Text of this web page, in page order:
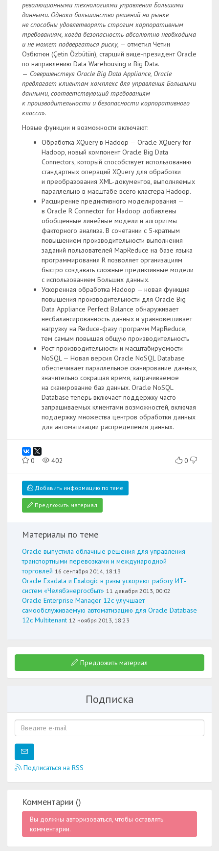
революционными технологиями управления Большими
данными. Однако большинство решений на рынке
не способны удовлетворять строгим корпоративным
требованиям, когда безопасность абсолютно необходима
и не может подвергаться риску, — отметил Четин
Озбютюн (Çetin Özbütün), старший вице-президент Oracle
по направлению Data Warehousing и Big Data.
— Совершенствуя Oracle Big Data Appliance, Oracle
предлагает клиентам комплекс для управления Большими
данными, соответствующий требованиям
к производительности и безопасности корпоративного
класса».
Новые функции и возможности включают:
Обработка XQuery в Hadoop — Oracle XQuery for
Hadoop, новый компонент Oracle Big Data
Connectors, который способствует использованию
стандартных операций XQuery для обработки
и преобразования XML-документов, выполняемых
параллельно в масштабе всего кластера Hadoop.
Расширение предиктивного моделирования —
в Oracle R Connector for Hadoop добавлены
обобщенные линейные модели и алгоритмы
факторного анализа. В сочетании с 5-кратным
повышением производительности выполнения
заданий пользователей MapReduce на базе языка
программирования R позволяет организациям
быстро создавать сложные предиктивные модели
с использованием Больших данных.
Ускоренная обработка Hadoop — новая функция
повышения производительности для Oracle Big
Data Appliance Perfect Balance обнаруживает
несбалансированность данных и уравновешивает
нагрузку на Reduce-фазу программ MapReduce,
тем самым повышая общую производительность
Рост производительности и масштабируемости
NoSQL — Новая версия Oracle NoSQL Database
обеспечивает параллельное сканирование данных,
значительно сокращая время, затрачиваемое
на сканирование баз данных. Oracle NoSQL
Database теперь включает поддержку часто
запрашиваемых клиентами возможностей, включая
поддержку множества центров обработки данных
для автоматизации распределения данных.
0 402 0
Добавить информацию по теме
Предложить материал
Материалы по теме
Oracle выпустила облачные решения для управления
транспортными перевозками и международной
торговлей 16 сентября 2014, 18:13
Oracle Exadata и Exalogic в разы ускоряют работу ИТ-
систем «Челябэнергосбыт» 11 декабря 2013, 00:02
Oracle Enterprise Manager 12c улучшает
самообслуживаемую автоматизацию для Oracle Database
12c Multitenant 12 ноября 2013, 18:23
Предложить материал
Подписка
Подписаться на RSS
Комментарии ()
Вы должны авторизоваться, чтобы оставлять
комментарии.